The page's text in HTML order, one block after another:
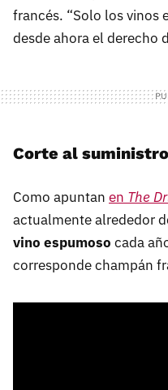
francés. “Solo los vinos
desde ahora el derecho
Corte al
Como apuntan en The
actualmente alrededor
vino espumoso cada
corresponde champán